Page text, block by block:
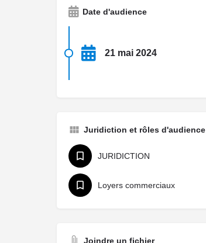
Date d'audience
21 mai 2024
Juridiction et rôles d'audience
JURIDICTION
Loyers commerciaux
Joindre un fichier